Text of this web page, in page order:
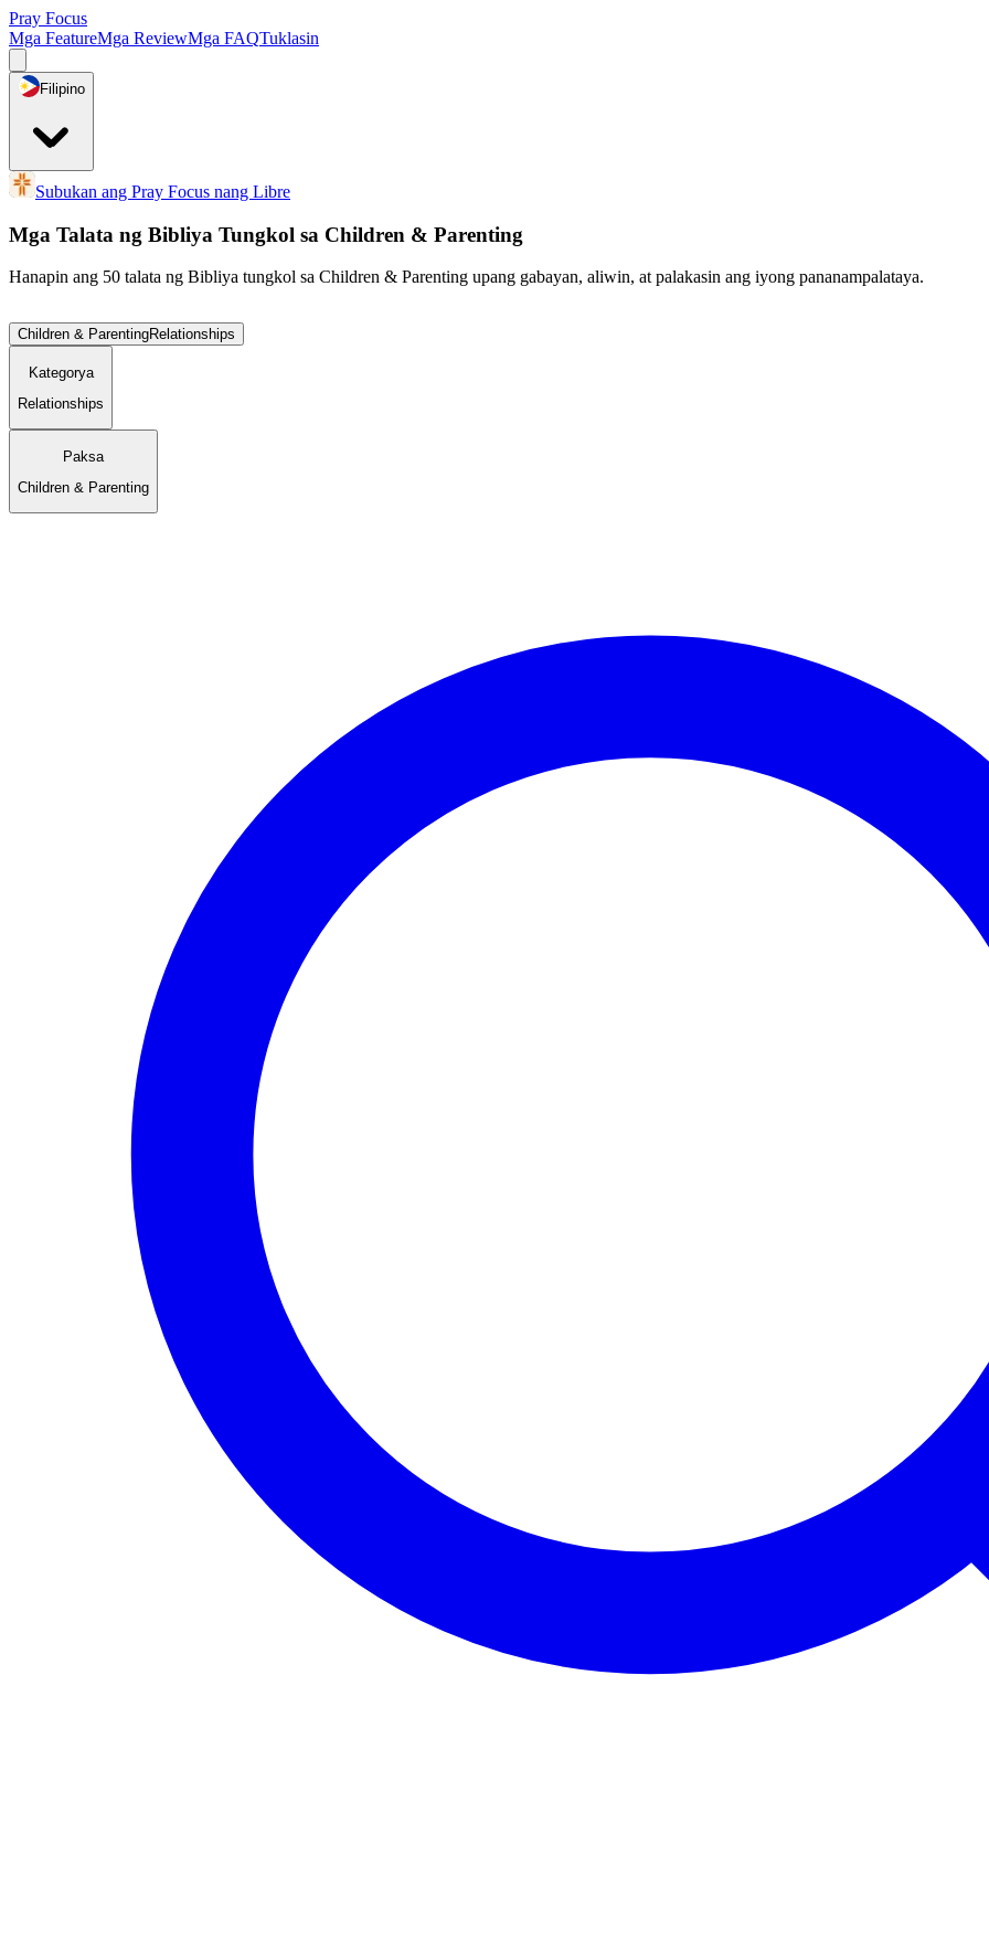
Pray Focus
Mga FeatureMga ReviewMga FAQTuklasin
Filipino
Subukan ang Pray Focus nang Libre
Mga Talata ng Bibliya Tungkol sa Children & Parenting
Hanapin ang 50 talata ng Bibliya tungkol sa Children & Parenting upang gabayan, aliwin, at palakasin ang iyong pananampalataya.
Children & ParentingRelationships
Kategorya
Relationships
Paksa
Children & Parenting